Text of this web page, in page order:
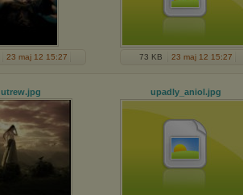
23 maj 12 15:27 73 KB 23 maj 12 15:27
utrew.jpg upadly_aniol.jpg